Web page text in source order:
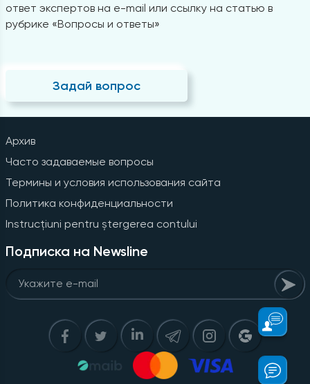
ответ экспертов на e-mail или ссылку на статью в
рубрике «Вопросы и ответы»
Задай вопрос
Архив
Часто задаваемые вопросы
Термины и условия использования сайта
Политика конфиденциальности
Instrucțiuni pentru ștergerea contului
Подписка на Newsline